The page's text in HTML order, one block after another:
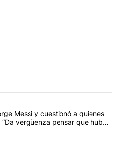
con más comentarios en los
título "Milei despidió a Jorge
Messi y cuestionó a quienes
vergüenza pensar que hubo